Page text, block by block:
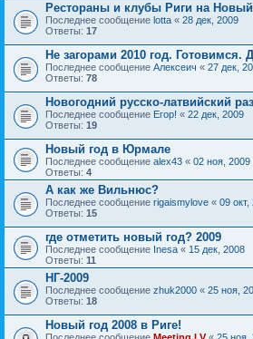
Рестораны и клубы Риги на Новый
Последнее сообщение lotta « 28 дек, 2009
Ответы: 17
Не загорами 2010 год. Готовимся.
Последнее сообщение Алексеич « 27 дек,
Ответы: 78
Новогодний русско-латвийский
Последнее сообщение Егор! « 22 дек, 2009
Ответы: 19
Новый год в Юрмале
Последнее сообщение alex43 « 02 ноя, 2009
Ответы: 4
А как же Вильнюс?
Последнее сообщение rigaismylove « 09 окт,
Ответы: 15
где отметить новый год? 2009
Последнее сообщение Inesa « 15 дек, 2008
Ответы: 11
НГ-2009
Последнее сообщение zhuk2000 « 25 ноя,
Ответы: 18
Новый год 2008 в Риге!